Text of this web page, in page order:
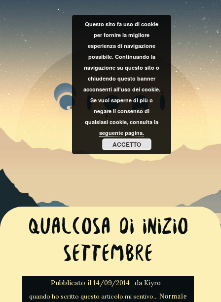
Qualcosa di inizio
Settembre
Pubblicato il 14/09/2014 da Kiyro
Normale
Questo sito fa uso di cookie
per fornire la migliore
esperienza di navigazione
possibile. Continuando la
navigazione su questo sito o
chiudendo questo banner
acconsenti all'uso dei cookie.
Se vuoi saperne di più o
negare il consenso di
qualsiasi cookie, consulta la
seguente pagina.
ACCETTO